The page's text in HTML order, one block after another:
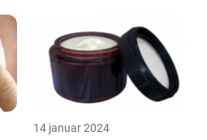
14 januar 2024